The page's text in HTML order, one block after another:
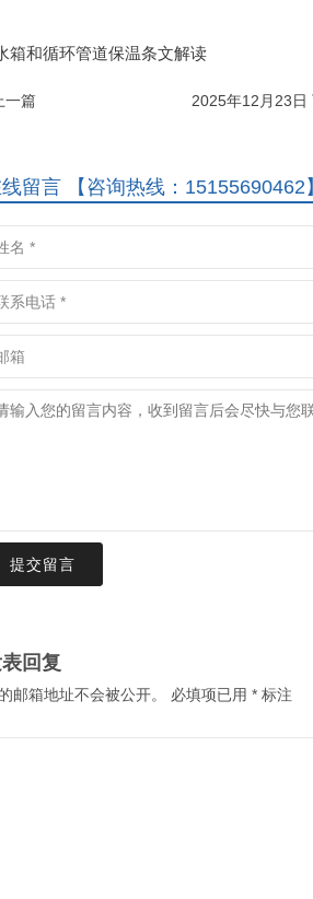
箱和循环管道保温条文解读
一篇 2025年12月23日
留言 【咨询热线：15155690462】
提交留言
回复
邮箱地址不会被公开。 必填项已用 * 标注